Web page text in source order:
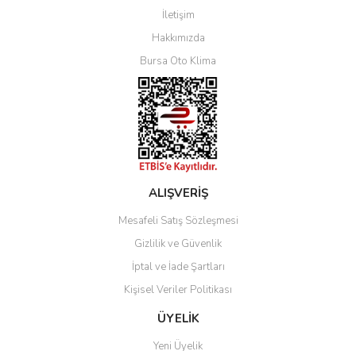
Yorum Yaz
İletişim
Hakkımızda
Bursa Oto Klima
ALIŞVERİŞ
Mesafeli Satış Sözleşmesi
Gizlilik ve Güvenlik
İptal ve İade Şartları
Kişisel Veriler Politikası
ÜYELİK
Yeni Üyelik